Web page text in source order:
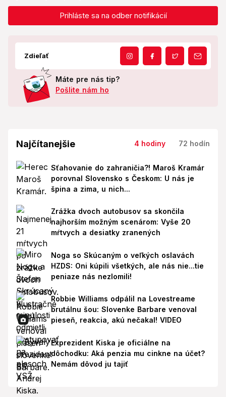
Prihláste sa na odber notifikácií
Zdieľať
Máte pre nás tip?
Pošlite nám ho
Najčítanejšie 4 hodiny 72 hodín
Sťahovanie do zahraničia?! Maroš Kramár
porovnal Slovensko s Českom: U nás je
špina a zima, u nich...
Zrážka dvoch autobusov sa skončila
najhorším možným scenárom: Vyše 20
mŕtvych a desiatky zranených
Noga so Skúcaným o veľkých oslavách
HZDS: Oni kúpili všetkých, ale nás nie...tie
peniaze nás nezlomili!
Robbie Williams odpálil na Lovestreame
brutálnu šou: Slovenke Barbare venoval
pieseň, reakcia, akú nečakal! VIDEO
Exprezident Kiska je oficiálne na
dôchodku: Aká penzia mu cinkne na účet?
Nemám dôvod ju tajiť